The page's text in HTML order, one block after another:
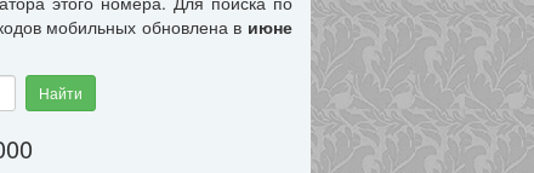
мобильных обновлена в июне
Найти